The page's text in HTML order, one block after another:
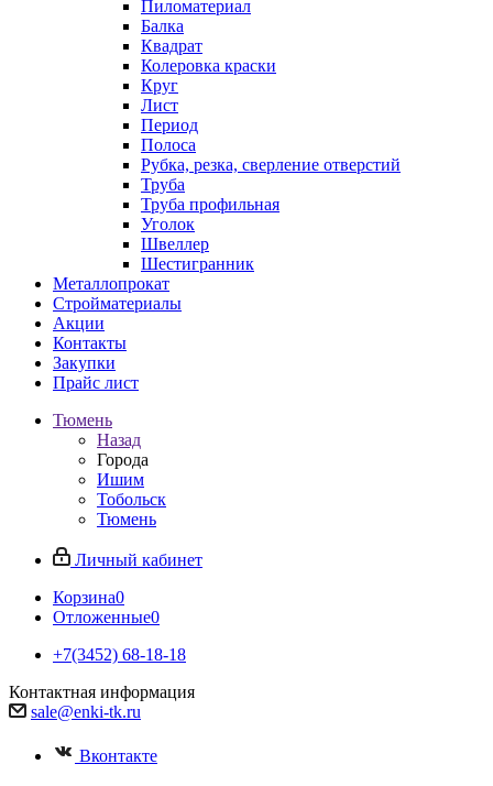
Пиломатериал
Балка
Квадрат
Колеровка краски
Круг
Лист
Период
Полоса
Рубка, резка, сверление отверстий
Труба
Труба профильная
Уголок
Швеллер
Шестигранник
Металлопрокат
Стройматериалы
Акции
Контакты
Закупки
Прайс лист
Тюмень
Назад
Города
Ишим
Тобольск
Тюмень
Личный кабинет
Корзина0
Отложенные0
+7(3452) 68-18-18
Контактная информация
sale@enki-tk.ru
Вконтакте